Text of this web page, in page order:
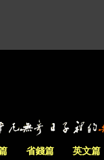
省錢篇 英文篇